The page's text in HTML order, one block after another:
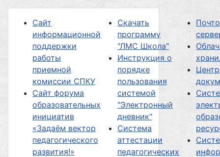
Сайт
информационной
поддержки
работы
приемной
комиссии СПКУ
Сайт форума
образовательных
инициатив
«Задаём вектор
педагогического
развития!»
Скачать
программу
"ЛМС Школа"
Инструкция о
порядке
пользования
системой
"Электронный
дневник"
Система
аттестации
педагогических
Центр